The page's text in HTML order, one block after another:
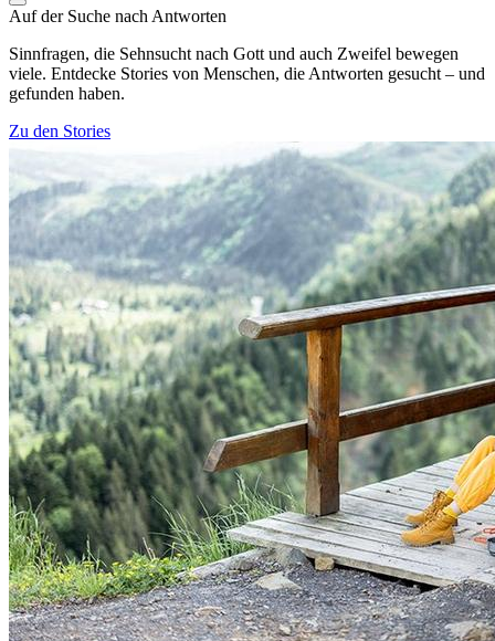
Auf der Suche nach Antworten
Sinnfragen, die Sehnsucht nach Gott und auch Zweifel bewegen
viele. Entdecke Stories von Menschen, die Antworten gesucht – und
gefunden haben.
Zu den Stories